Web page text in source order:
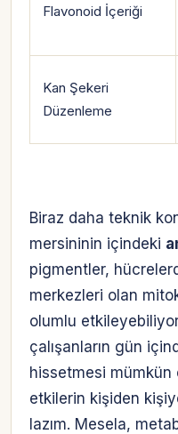
Flavonoid İçeriği
Kan Şekeri
Düzenleme
Biraz daha teknik
mersininin içindeki
pigmentler,
merkezleri olan
olumlu
çalışanların gün
hissetmesi mümkün
etkilerin kişiden
lazım. Mesela,